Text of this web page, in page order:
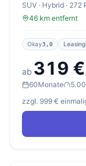
SUV · Hybrid · 272
46 km entfernt
Okay3,0
ab 319 €
60Monate
zzgl. 999 €